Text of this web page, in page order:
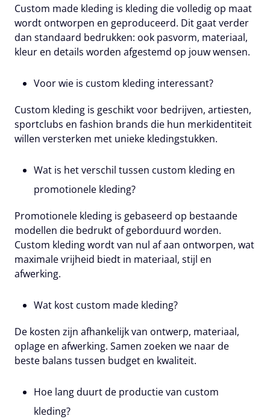
Custom made kleding is kleding die volledig op maat
wordt ontworpen en geproduceerd. Dit gaat verder
dan standaard bedrukken: ook pasvorm, materiaal,
kleur en details worden afgestemd op jouw wensen.
Voor wie is custom kleding interessant?
Custom kleding is geschikt voor bedrijven, artiesten,
sportclubs en fashion brands die hun merkidentiteit
willen versterken met unieke kledingstukken.
Wat is het verschil tussen custom kleding en
promotionele kleding?
Promotionele kleding is gebaseerd op bestaande
modellen die bedrukt of geborduurd worden.
Custom kleding wordt van nul af aan ontworpen, wat
maximale vrijheid biedt in materiaal, stijl en
afwerking.
Wat kost custom made kleding?
De kosten zijn afhankelijk van ontwerp, materiaal,
oplage en afwerking. Samen zoeken we naar de
beste balans tussen budget en kwaliteit.
Hoe lang duurt de productie van custom
kleding?